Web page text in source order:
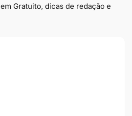
Gratuito, dicas de redação e